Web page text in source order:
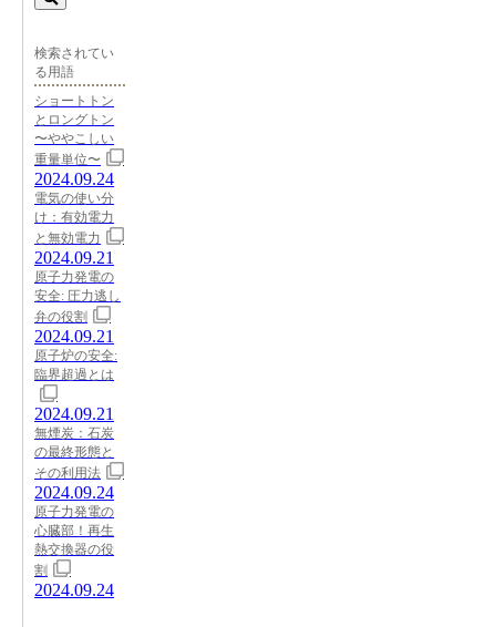
検索されてい
る用語
ショートトン
とロングトン
〜ややこしい
重量単位〜
2024.09.24
電気の使い分
け：有効電力
と無効電力
2024.09.21
原子力発電の
安全: 圧力逃し
弁の役割
2024.09.21
原子炉の安全:
臨界超過とは
2024.09.21
無煙炭：石炭
の最終形態と
その利用法
2024.09.24
原子力発電の
心臓部！再生
熱交換器の役
割
2024.09.24